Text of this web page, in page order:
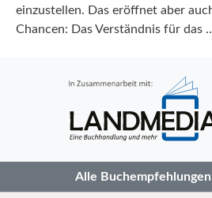
einzustellen. Das eröffnet aber
Chancen: Das Verständnis für das
Alle Buchempfehlungen